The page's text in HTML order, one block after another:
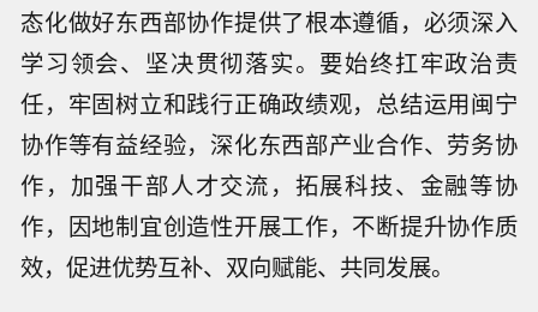
态化做好东西部协作提供了根本遵循，必须深入
学习领会、坚决贯彻落实。要始终扛牢政治责
任，牢固树立和践行正确政绩观，总结运用闽宁
协作等有益经验，深化东西部产业合作、劳务协
作，加强干部人才交流，拓展科技、金融等协
作，因地制宜创造性开展工作，不断提升协作质
效，促进优势互补、双向赋能、共同发展。